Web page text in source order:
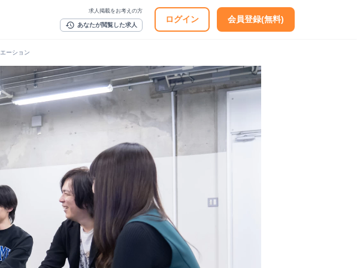
求人掲載をお考えの方
history あなたが閲覧した求人
ログイン 会員登録(無料)
ーション